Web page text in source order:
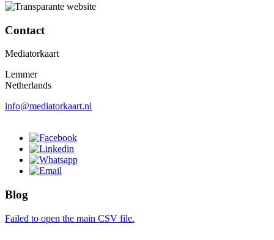
Contact
Mediatorkaart
Lemmer
Netherlands
info@mediatorkaart.nl
Blog
Failed to open the main CSV file.